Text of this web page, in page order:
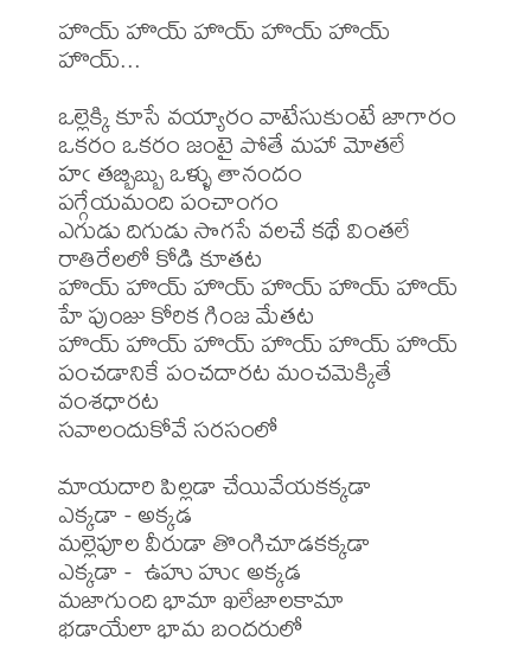
హొయ్ హొయ్ హొయ్ హొయ్ హొయ్
హొయ్...
ఒల్లెక్కి కూసే వయ్యారం వాటేసుకుంటే జాగారం
ఒకరం ఒకరం జంటై పోతే మహా మోతలే
హఁ తబ్బిబ్బు ఒళ్ళు తానందం
పగ్గేయమంది పంచాంగం
ఎగుడు దిగుడు సొగసే వలచే కథే వింతలే
రాతిరేలలో కోడి కూతట
హొయ్ హొయ్ హొయ్ హొయ్ హొయ్ హొయ్
హే పుంజు కోరిక గింజ మేతట
హొయ్ హొయ్ హొయ్ హొయ్ హొయ్ హొయ్
పంచడానికే పంచదారట మంచమెక్కితే
వంశధారట
సవాలందుకోవే సరసంలో
మాయదారి పిల్లడా చేయివేయకక్కడా
ఎక్కడా - అక్కడ
మల్లెపూల వీరుడా తొంగిచూడకక్కడా
ఎక్కడా -  ఉహు హుఁ అక్కడ
మజాగుంది భామా ఖలేజాలకామా
భడాయేలా భామ బందరులో